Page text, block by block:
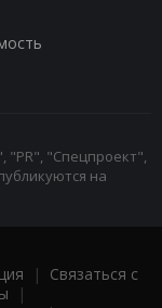
"Спецпроект",
на
| Связаться с
|